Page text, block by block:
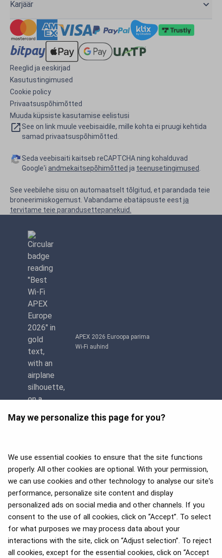
May we personalize this page for you?
We use essential cookies to ensure that the site functions
properly. All other cookies are optional. With your permission,
we can use cookies and other technology to analyse our site's
performance, personalize site content and display
personalized ads on social media and other channels. If you
consent to the use of all cookies, click on “Accept”. To select
for what purposes we may process data about your
interactions with the site, click on “Adjust selection”. To reject
all cookies, except for the essential cookies, click on “Accept
Karjäär
Reeglid ja eeskirjad
Kasutustingimused
Cookie policy
Privaatsuspõhimõtted
Muuda küpsiste kasutamise eelistusi
See on link muule veebisaidile, mille kohta ei pruugi kehtida
samad privaatsuspõhimõtted.
Seda veebisaiti kaitseb reCAPTCHA ning kohalduvad
Google'i andmekaitsepõhimõtted ja teenusetingimused
See veebilehe sisu on automaatselt tõlgitud, et parandada teie
broneerimiskogemust. Vabandame ebatäpsuste eest ja
tervitame teie parandusettepanekuid.
APEX 2026 Euroopa parima
Wi-Fi auhind
APEX 2026 Five Star Major
Airline Award
2025. aasta Flyers' Choice
auhinnad